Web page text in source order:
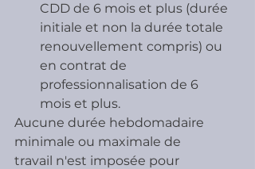
CDD de 6 mois et plus (durée
initiale et non la durée totale
renouvellement compris) ou
en contrat de
professionnalisation de 6
mois et plus.
Aucune durée hebdomadaire
minimale ou maximale de
travail n'est imposée pour